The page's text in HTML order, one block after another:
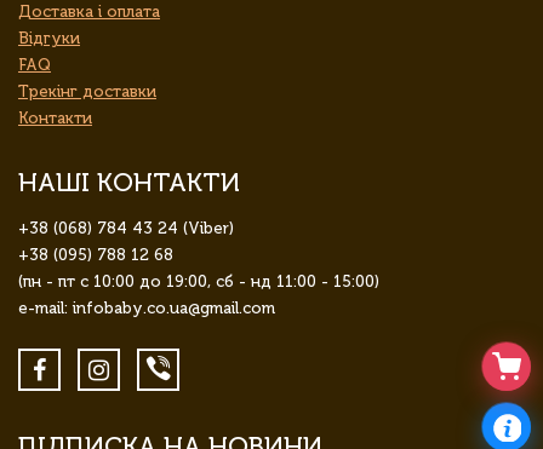
Доставка і оплата
Відгуки
FAQ
Трекінг доставки
Контакти
НАШІ КОНТАКТИ
+38 (068) 784 43 24 (Viber)
+38 (095) 788 12 68
(пн - пт с 10:00 до 19:00, сб - нд 11:00 - 15:00)
e-mail: infobaby.co.ua@gmail.com